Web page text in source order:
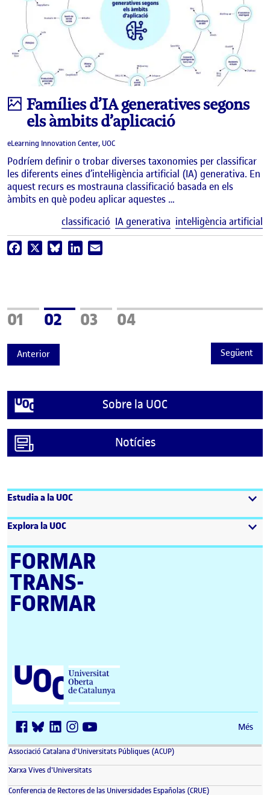
Infografia
Famílies d’IA generatives segons
els àmbits d’aplicació
eLearning Innovation Center, UOC
Podríem definir o trobar diverses taxonomies per classificar
les diferents eines d’intel·ligència artificial (IA) generativa. En
aquest recurs es mostrauna classificació basada en els
àmbits en què podeu aplicar aquestes …
classificació IA generativa intel·ligència artificial
Facebook BlueskyLinkedIn
Anterior
Pàgina
01 Pàgina
02 Pàgina
03 Pàgina
04
Següent
Sobre la UOC
Notícies
Estudia a la UOC
Explora la UOC
FORMAR
TRANS­
FORMAR
Universitat Oberta de Catalunya (UOC)
Més
Associació Catalana d'Universitats Públiques (ACUP)
Xarxa Vives d'Universitats(s'obre en una finestra nova)
Conferencia de Rectores de las Universidades Españolas (CRUE)